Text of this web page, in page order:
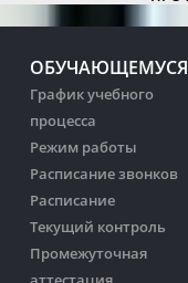
ОБУЧАЮЩЕМУСЯ
График учебного
процесса
Режим работы
Расписание звонков
Расписание
Текущий контроль
Промежуточная